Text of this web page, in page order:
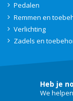
Pedalen
Remmen en
Verlichting
Zadels en
Heb je
We